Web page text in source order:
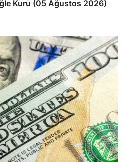
Kuru (05 Ağustos 2026)